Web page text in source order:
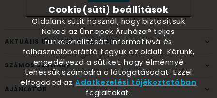
AKTUÁLIS ÜNNEPEK, ALKALMAK
SZÁMOS SZÜLINAP
AJÁNLATOK
Cookie(süti) beállítások
Oldalunk sütit használ, hogy biztosítsuk
Neked az Ünnepek Áruháza® teljes
funkcionalitását, informatívvá és
felhasználóbaráttá tegyük az oldalt. Kérünk,
engedélyezd a sütiket, hogy élménnyé
tehessük számodra a látogatásodat! Ezzel
elfogadod azAdatkezelési tájékoztatóban
foglaltakat.